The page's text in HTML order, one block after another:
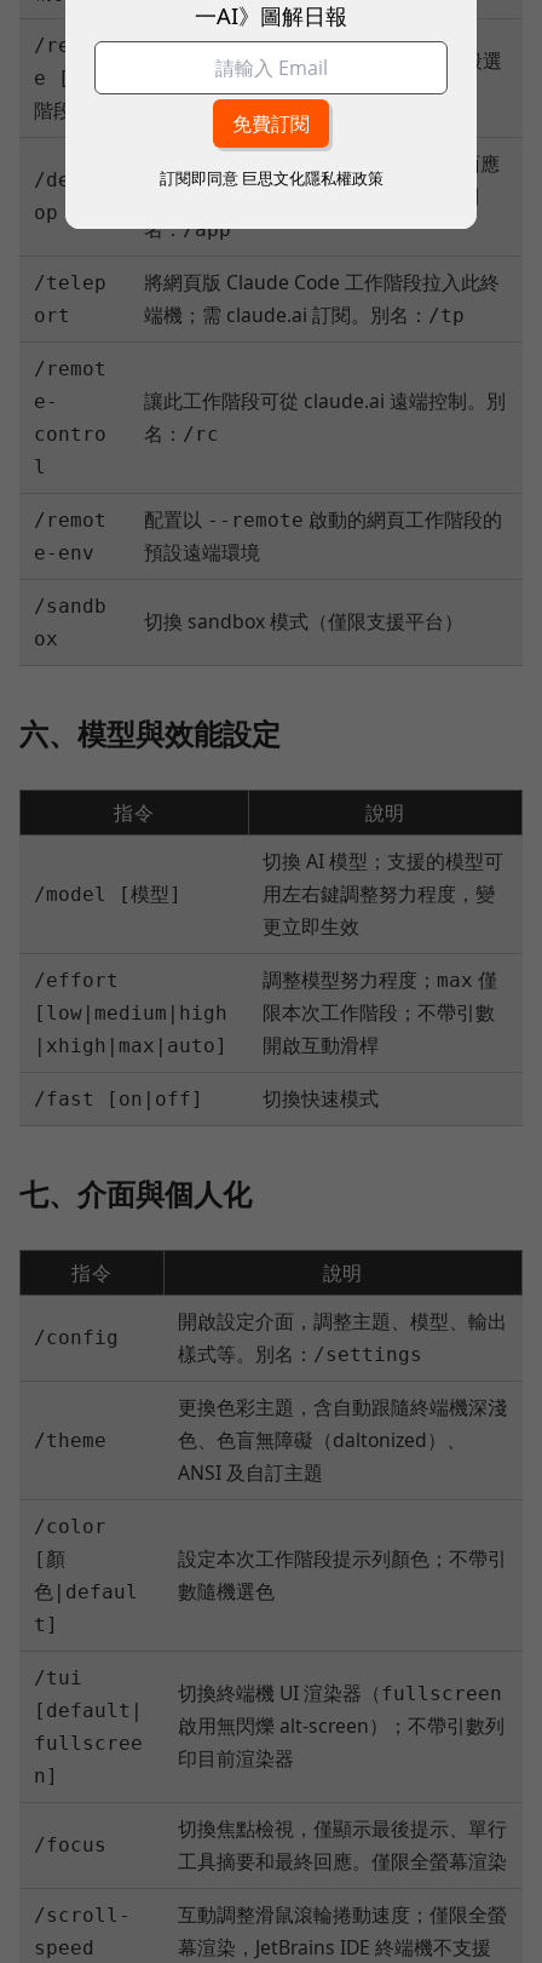
/resum
e [工作
階段]
按 ID 或名稱繼續對話，或開啟工作階段選
擇器。別名：/continue
/deskt
op
將目前工作階段移至 Claude Code 桌面應
用繼續。僅限 macOS 和 Windows。別
名：/app
/telep
ort
將網頁版 Claude Code 工作階段拉入此終
端機；需 claude.ai 訂閱。別名： /tp
/remot
e-
contro
l
讓此工作階段可從 claude.ai 遠端控制。別
名： /rc
/remot
e-env
配置以 --remote 啟動的網頁工作階段的
預設遠端環境
/sandb
ox
切換 sandbox 模式（僅限支援平台）
六、模型與效能設定
指令 說明
/model [模型]
切換 AI 模型；支援的模型可
用左右鍵調整努力程度，變
更立即生效
/effort
[low|medium|high
|xhigh|max|auto]
調整模型努力程度； max 僅
限本次工作階段；不帶引數
開啟互動滑桿
/fast [on|off] 切換快速模式
七、介面與個人化
指令 說明
/config
開啟設定介面，調整主題、模型、輸出
樣式等。別名： /settings
/theme
更換色彩主題，含自動跟隨終端機深淺
色、色盲無障礙（daltonized）、
ANSI 及自訂主題
/color
[顏
色|defaul
t]
設定本次工作階段提示列顏色；不帶引
數隨機選色
/tui
[default|
fullscree
n]
切換終端機 UI 渲染器（ fullscreen
啟用無閃爍 alt-screen）；不帶引數列
印目前渲染器
/focus
切換焦點檢視，僅顯示最後提示、單行
工具摘要和最終回應。僅限全螢幕渲染
/scroll-
speed
互動調整滑鼠滾輪捲動速度；僅限全螢
幕渲染，JetBrains IDE 終端機不支援
一AI》圖解日報
訂閱即同意 巨思文化隱私權政策